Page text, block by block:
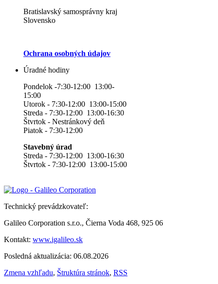
Bratislavský samosprávny kraj
Slovensko
Ochrana osobných údajov
Úradné hodiny
Pondelok -7:30-12:00 13:00-
15:00
Utorok - 7:30-12:00 13:00-15:00
Streda - 7:30-12:00 13:00-16:30
Štvrtok - Nestránkový deň
Piatok - 7:30-12:00
Stavebný úrad
Streda - 7:30-12:00 13:00-16:30
Štvrtok - 7:30-12:00 13:00-15:00
Technický prevádzkovateľ:
Galileo Corporation s.r.o., Čierna Voda 468, 925 06
Kontakt: www.igalileo.sk
Posledná aktualizácia: 06.08.2026
Zmena vzhľadu, Štruktúra stránok, RSS